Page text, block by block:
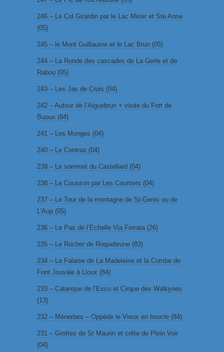
246 – Le Col Girardin par le Lac Miroir et Ste Anne
(05)
245 – le Mont Guillaume et le Lac Brun (05)
244 – La Ronde des cascades de La Gerle et de
Rabou (05)
243 – Les Jas de Cruis (04)
242 – Autour de l’Aiguebrun + visite du Fort de
Buoux (84)
241 – Les Monges (04)
240 – Le Contras (04)
239 – Le sommet du Castellard (04)
238 – Le Cousson par Les Courtiers (04)
237 – Le Tour de la montagne de St-Genis ou de
L’Aup (05)
236 – Le Pas de l’Echelle Via Ferrata (26)
235 – Le Rocher de Roquebrune (83)
234 – La Falaise de La Madeleine et la Combe de
Font Jouvale à Lioux (84)
233 – Calanque de l’Escu et Cirque des Walkyries
(13)
232 – Ménerbes – Oppède le Vieux en boucle (84)
231 – Grottes de St Maurin et crête de Plein Voir
(04)